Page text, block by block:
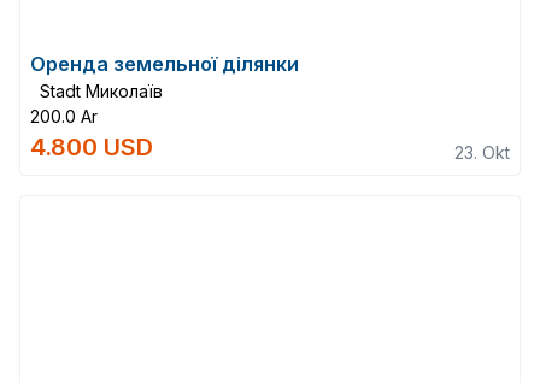
Оренда земельної ділянки
Stadt Миколаїв
200.0 Ar
4.800 USD 23. Okt